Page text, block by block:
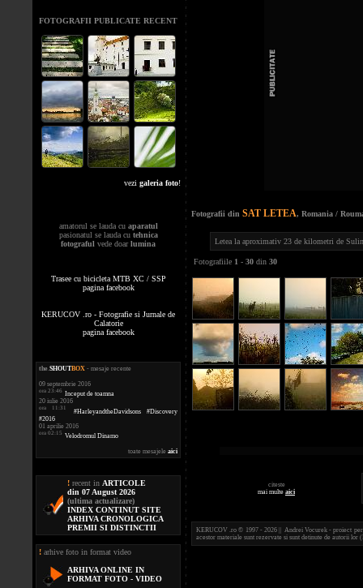
FOTOGRAFII PUBLICATE RECENT
vezi galeria foto!
amatorul se lauda cu aparatul
pasionatul se lauda cu tehnica
fotograful vede doarlumina
Trasee cu bicicleta MTB XC / SSP
pagina facebook
KERUCOV .ro - Fotografie si Jurnale de
Calatorie
pagina facebook
the.SHOUTBOX - mesaje recente
09 septembrie 2016
ora 23:46 Inceput de toamna
20 iulie 2016
ora 11:31
#HarleyandtheDavidsons #Discovery
#2016
01 aprilie 2016
ora 02:15 Velodromul Dinamo
toate mesajele aici
! recent in ARTICOLE
din 07 August 2026
(ultima actualizare)
INDEX CONTINUT SITE
ARHIVA CRONOLOGICA
PREMII SI DISTINCTII
! arhive foto in format video
ARHIVA ONLINE IN
FORMAT FOTO - VIDEO
Fotografii din SAT LETEA, Romania /
Letea la aproximativ 23 de kilometri de
Fotografiile 1 - 30 din 30
citeste
mai multe aici
KERUCOV .ro © 1997 - 2026 || Andrei Vocurek - proiect
acestor materiale sunt rezervate si sunt detinute de autorii